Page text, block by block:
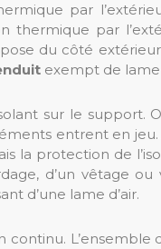
par
thermique par
du côté
exempt de lame
sur le support.
entrent en jeu.
la protection de
d’un vêtage
d’une lame d’air.
continu.